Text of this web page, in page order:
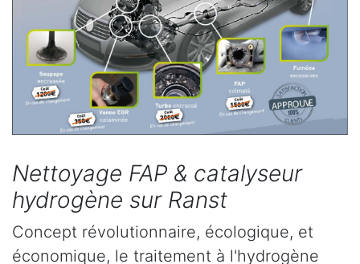
Nettoyage FAP & catalyseur
hydrogène sur Ranst
Concept révolutionnaire, écologique, et
économique, le traitement à l'hydrogène